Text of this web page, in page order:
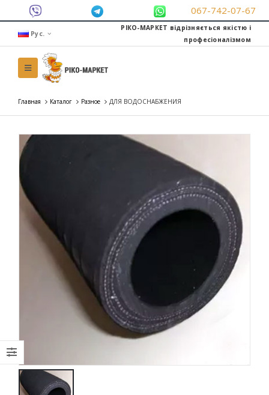
067-742-07-67
Рус.
РІКО-МАРКЕТ відрізняється якістю і
професіоналізмом
Главная Каталог Разное ДЛЯ ВОДОСНАБЖЕНИЯ